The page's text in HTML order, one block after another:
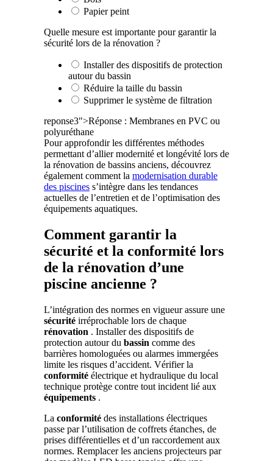
Papier peint
Quelle mesure est importante pour garantir la
sécurité lors de la rénovation ?
Installer des dispositifs de protection
autour du bassin
Réduire la taille du bassin
Supprimer le système de filtration
reponse3″>Réponse : Membranes en PVC ou
polyuréthane
Pour approfondir les différentes méthodes
permettant d’allier modernité et longévité lors de
la rénovation de bassins anciens, découvrez
également comment la modernisation durable
des piscines s’intègre dans les tendances
actuelles de l’entretien et de l’optimisation des
équipements aquatiques.
Comment garantir la
sécurité et la conformité lors
de la rénovation d’une
piscine ancienne ?
L’intégration des normes en vigueur assure une
sécurité irréprochable lors de chaque
rénovation . Installer des dispositifs de
protection autour du bassin comme des
barrières homologuées ou alarmes immergées
limite les risques d’accident. Vérifier la
conformité électrique et hydraulique du local
technique protège contre tout incident lié aux
équipements .
La conformité des installations électriques
passe par l’utilisation de coffrets étanches, de
prises différentielles et d’un raccordement aux
normes. Remplacer les anciens projecteurs par